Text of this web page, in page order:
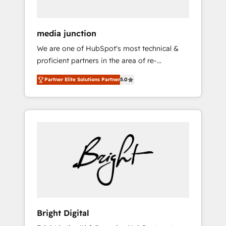
media junction
We are one of HubSpot's most technical &
proficient partners in the area of re-
platforming, website design & development.
We specialize in multi-hub implementations
for mid-market & enterprise companies. We
are woman-owned, powered by coffee, and
Impact Award 🏆2022 Technical Expertise
Impact Award 🏆2022 Platform Migration
Excellence Impact Award 🏆2020 Elite
Solutions Partner 🏆2019 Integrations
Website Design HubSpot Impact Award 🏆
Partner Elite Solutions Partner5.0
Bright Digital